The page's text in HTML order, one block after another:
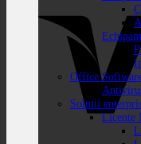
Office
Solutii
Licente